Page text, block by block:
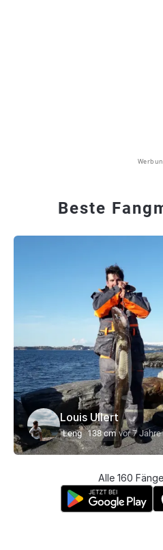
Beste
Louis Ullert
Leng 138 cm vor 7 Jahre
Alle 160